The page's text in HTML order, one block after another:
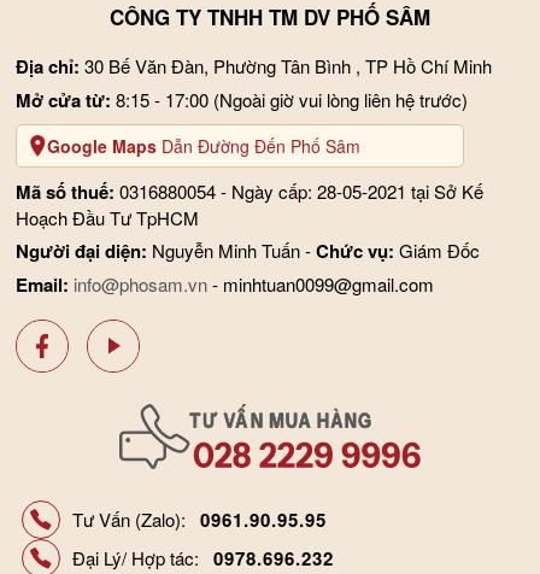
CÔNG TY TNHH TM DV PHỐ SÂM
Địa chỉ: 30 Bế Văn Đàn, Phường Tân Bình , TP Hồ Chí Minh
Mở cửa từ:8:15 - 17:00 (Ngoài giờ vui lòng liên hệ trước)
Google Maps Dẫn Đường Đến Phố Sâm
Mã số thuế: 0316880054 - Ngày cấp: 28-05-2021 tại Sở Kế
Hoạch Đầu Tư TpHCM
Người đại diện: Nguyễn Minh Tuấn -Chức vụ: Giám Đốc
Email: info@phosam.vn- minhtuan0099@gmail.com
Tư Vấn (Zalo):0961.90.95.95
Đại Lý/ Hợp tác:0978.696.232